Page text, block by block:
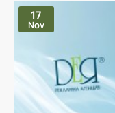
17
Nov